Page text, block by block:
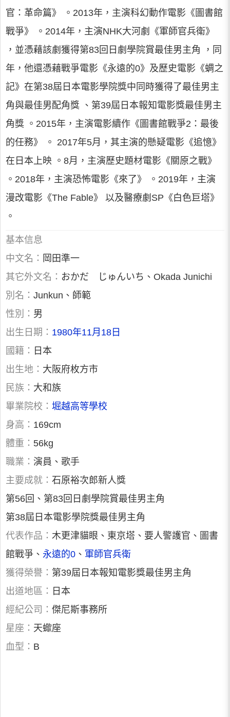
官：革命篇》 。2013年，主演科幻動作電影《圖書館
戰爭》 。2014年，主演NHK大河劇《軍師官兵衛》
，並憑藉該劇獲得第83回日劇學院賞最佳男主角 ，同
年，他還憑藉戰爭電影《永遠的0》及歷史電影《蜩之
記》在第38屆日本電影學院獎中同時獲得了最佳男主
角與最佳男配角獎 、第39屆日本報知電影獎最佳男主
角獎 。2015年，主演電影續作《圖書館戰爭2：最後
的任務》 。 2017年5月，其主演的懸疑電影《追憶》
在日本上映 。8月，主演歷史題材電影《關原之戰》
。2018年，主演恐怖電影《來了》 。2019年，主演
漫改電影《The Fable》 以及醫療劇SP《白色巨塔》
。
基本信息
中文名： 岡田準一
其它外文名： おかだ じゅんいち、Okada Junichi
別名： Junkun、師範
性別： 男
出生日期： 1980年11月18日
國籍： 日本
出生地： 大阪府枚方市
民族： 大和族
畢業院校： 堀越高等學校
身高： 169cm
體重： 56kg
職業： 演員、歌手
主要成就： 石原裕次郎新人獎
第56回、第83回日劇學院賞最佳男主角
第38屆日本電影學院獎最佳男主角
代表作品： 木更津貓眼、東京塔、要人警護官、圖書
館戰爭、 永遠的0 、 軍師官兵衛
獲得榮譽： 第39屆日本報知電影獎最佳男主角
出道地區： 日本
經紀公司： 傑尼斯事務所
星座： 天蠍座
血型： B